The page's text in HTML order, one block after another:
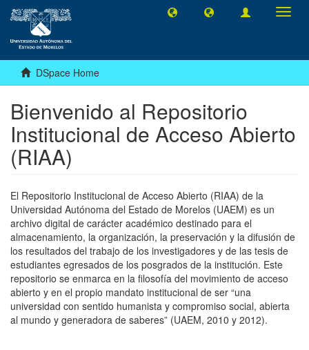
DSpace Home
Bienvenido al Repositorio
Institucional de Acceso Abierto
(RIAA)
El Repositorio Institucional de Acceso Abierto (RIAA) de la
Universidad Autónoma del Estado de Morelos (UAEM) es un
archivo digital de carácter académico destinado para el
almacenamiento, la organización, la preservación y la difusión de
los resultados del trabajo de los investigadores y de las tesis de
estudiantes egresados de los posgrados de la institución. Este
repositorio se enmarca en la filosofía del movimiento de acceso
abierto y en el propio mandato institucional de ser “una
universidad con sentido humanista y compromiso social, abierta
al mundo y generadora de saberes” (UAEM, 2010 y 2012).